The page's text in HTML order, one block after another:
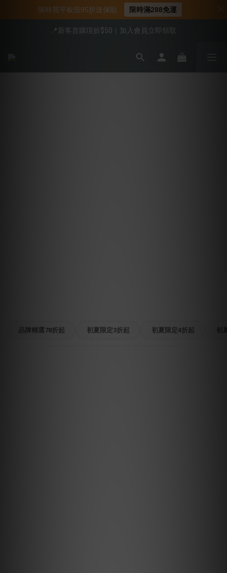
📍新客首購現折$50｜加入會員立即領取
📍新客首購現折$50｜加入會員立即領取
📌年中下殺 手機殼3折起
品牌精選78折起 初夏限定3折起 初夏限定4折起
限時買平板殼85折送保貼 限時滿288免運